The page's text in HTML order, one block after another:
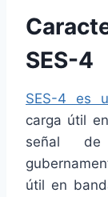
SES-4
SES-4 es
carga útil
señal de
útil en